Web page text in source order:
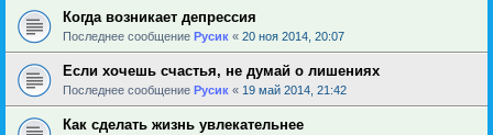
Когда возникает депрессия
Последнее сообщение Русик « 20 ноя 2014, 20:07
Если хочешь счастья, не думай о лишениях
Последнее сообщение Русик « 19 май 2014, 21:42
Как сделать жизнь увлекательнее